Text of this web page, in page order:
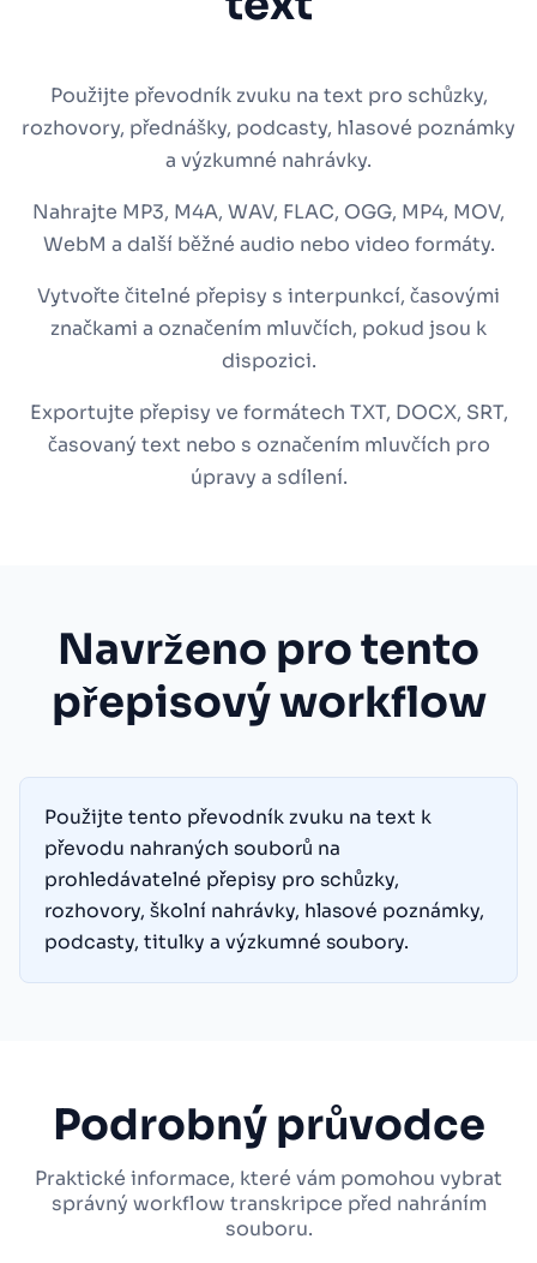
Použijte převodník zvuku na text pro schůzky,
rozhovory, přednášky, podcasty, hlasové poznámky
a výzkumné nahrávky.
Nahrajte MP3, M4A, WAV, FLAC, OGG, MP4, MOV,
WebM a další běžné audio nebo video formáty.
Vytvořte čitelné přepisy s interpunkcí, časovými
značkami a označením mluvčích, pokud jsou k
dispozici.
Exportujte přepisy ve formátech TXT, DOCX, SRT,
časovaný text nebo s označením mluvčích pro
úpravy a sdílení.
Navrženo pro tento
přepisový workflow
Použijte tento převodník zvuku na text k
převodu nahraných souborů na
prohledávatelné přepisy pro schůzky,
rozhovory, školní nahrávky, hlasové poznámky,
podcasty, titulky a výzkumné soubory.
Podrobný průvodce
Praktické informace, které vám pomohou vybrat
správný workflow transkripce před nahráním
souboru.